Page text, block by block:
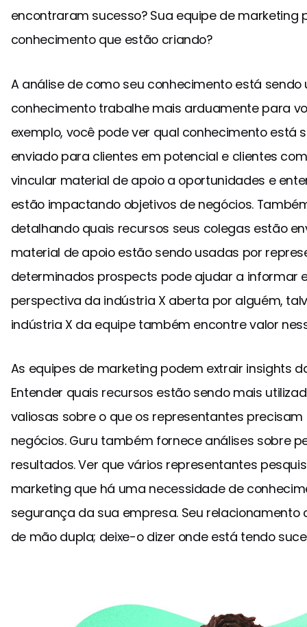
encontraram sucesso? Sua equipe de marketing
conhecimento que estão criando?
A análise de como seu conhecimento está
conhecimento trabalhe mais arduamente para
exemplo, você pode ver qual conhecimento está
enviado para clientes em potencial e clientes
vincular material de apoio a oportunidades e
estão impactando objetivos de negócios.
detalhando quais recursos seus colegas estão
material de apoio estão sendo usadas por
determinados prospects pode ajudar a informar
perspectiva da indústria X aberta por alguém,
indústria X da equipe também encontre valor
As equipes de marketing podem extrair insights
Entender quais recursos estão sendo mais
valiosas sobre o que os representantes
negócios. Guru também fornece análises sobre
resultados. Ver que vários representantes
marketing que há uma necessidade de
segurança da sua empresa. Seu
de mão dupla; deixe-o dizer onde está tendo